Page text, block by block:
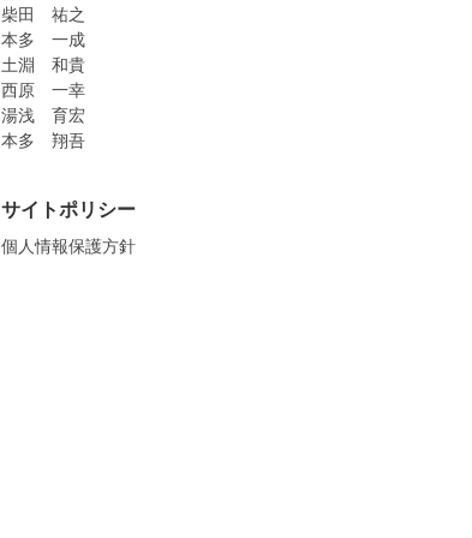
柴田 祐之
本多 一成
土淵 和貴
西原 一幸
湯浅 育宏
本多 翔吾
サイトポリシー
個人情報保護方針